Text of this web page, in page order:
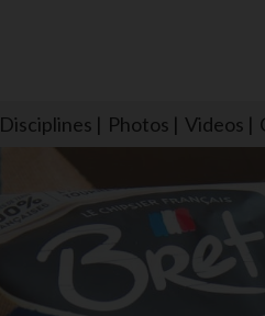
Disciplines Photos Videos
L'aff soutient les SNS253 et